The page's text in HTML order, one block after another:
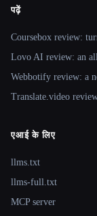
पढ़ें
Coursebox review:
Lovo AI review: an
Webbotify review: a
Translate.video
एआई के लिए
llms.txt
llms-full.txt
MCP server